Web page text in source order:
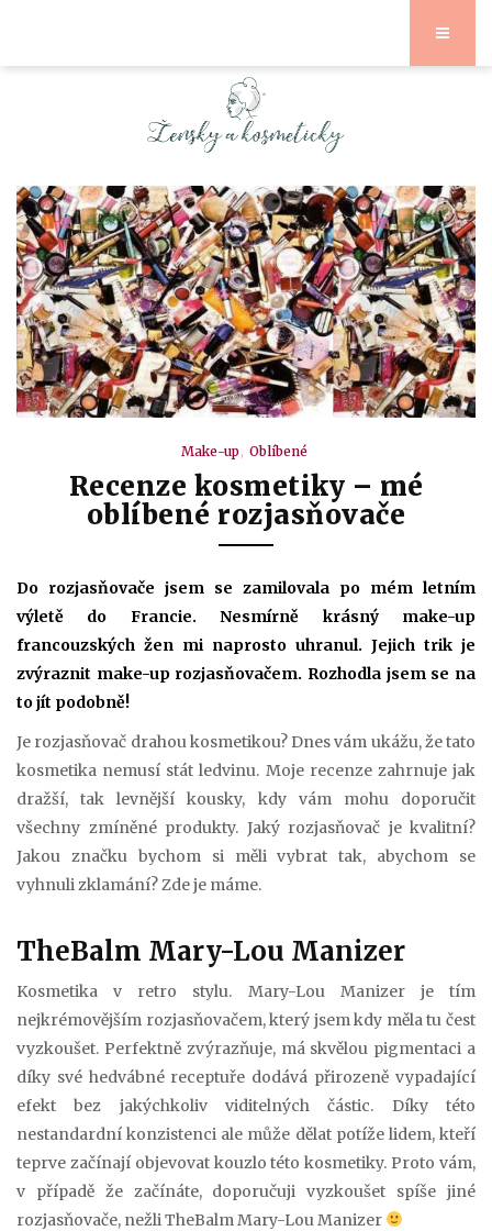
Make-up Oblíbené
Recenze kosmetiky – mé
oblíbené rozjasňovače
Do rozjasňovače jsem se zamilovala po mém letním
výletě do Francie. Nesmírně krásný make-up
francouzských žen mi naprosto uhranul. Jejich trik je
zvýraznit make-up rozjasňovačem. Rozhodla jsem se na
to jít podobně!
Je rozjasňovač drahou kosmetikou? Dnes vám ukážu, že tato
kosmetika nemusí stát ledvinu. Moje recenze zahrnuje jak
dražší, tak levnější kousky, kdy vám mohu doporučit
všechny zmíněné produkty. Jaký rozjasňovač je kvalitní?
Jakou značku bychom si měli vybrat tak, abychom se
vyhnuli zklamání? Zde je máme.
TheBalm Mary-Lou Manizer
Kosmetika v retro stylu. Mary-Lou Manizer je tím
nejkrémovějším rozjasňovačem, který jsem kdy měla tu čest
vyzkoušet. Perfektně zvýrazňuje, má skvělou pigmentaci a
díky své hedvábné receptuře dodává přirozeně vypadající
efekt bez jakýchkoliv viditelných částic. Díky této
nestandardní konzistenci ale může dělat potíže lidem, kteří
teprve začínají objevovat kouzlo této kosmetiky. Proto vám,
v případě že začínáte, doporučuji vyzkoušet spíše jiné
rozjasňovače, nežli TheBalm Mary-Lou Manizer